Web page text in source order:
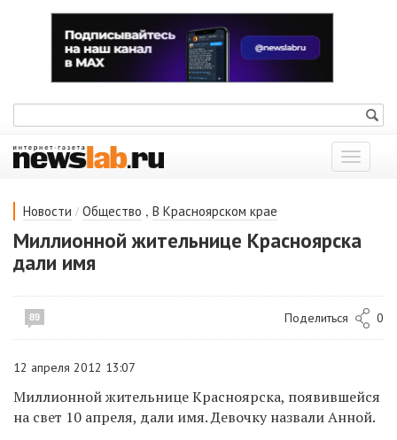
Показать
меню
Новости / Общество , В Красноярском крае
Миллионной жительнице Красноярска
дали имя
89 Поделиться 0
12 апреля 2012 13:07
Миллионной жительнице Красноярска, появившейся
на свет 10 апреля, дали имя. Девочку назвали Анной.